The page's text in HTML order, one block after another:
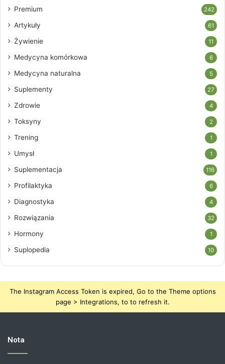
Premium 242
Artykuły 61
Żywienie 11
Medycyna komórkowa 6
Medycyna naturalna 5
Suplementy 27
Zdrowie 4
Toksyny 2
Trening 1
Umysł 1
Suplementacja 116
Profilaktyka 6
Diagnostyka 4
Rozwiązania 32
Hormony 1
Suplopedia 10
The Instagram Access Token is expired, Go to the Theme options
page > Integrations, to to refresh it.
Nota